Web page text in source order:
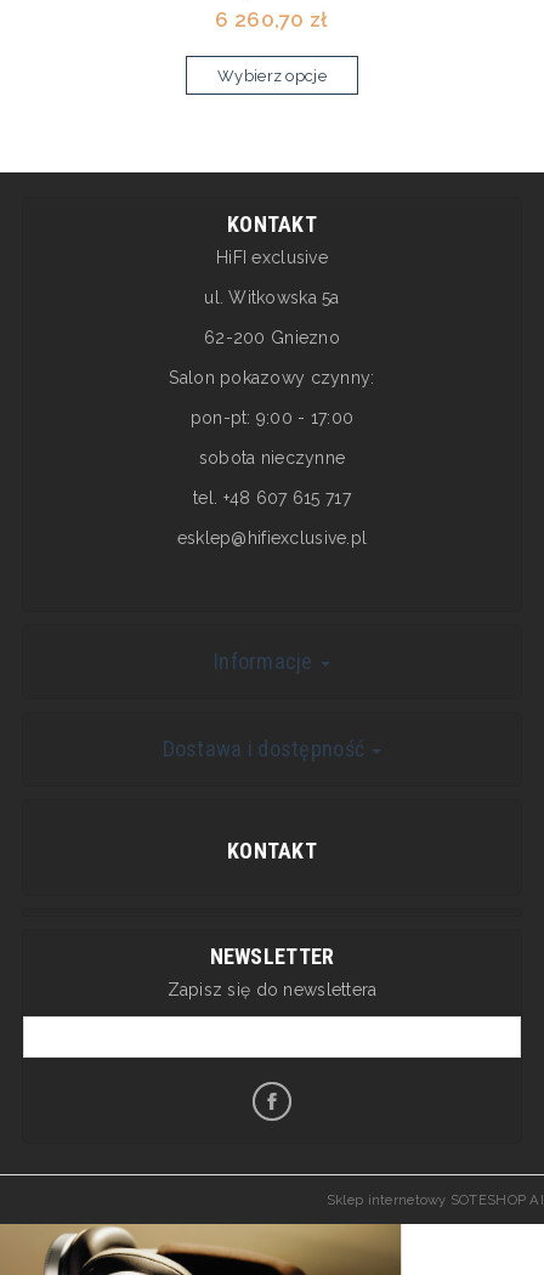
6 260,70 zł
Wybierz opcje
KONTAKT
HiFI exclusive
ul. Witkowska 5a
62-200 Gniezno
Salon pokazowy czynny:
pon-pt: 9:00 - 17:00
sobota nieczynne
tel. +48 607 615 717
esklep@hifiexclusive.pl
Informacje
Dostawa i dostępność
KONTAKT
NEWSLETTER
Zapisz się do newslettera
Sklep internetowy SOTESHOP AI